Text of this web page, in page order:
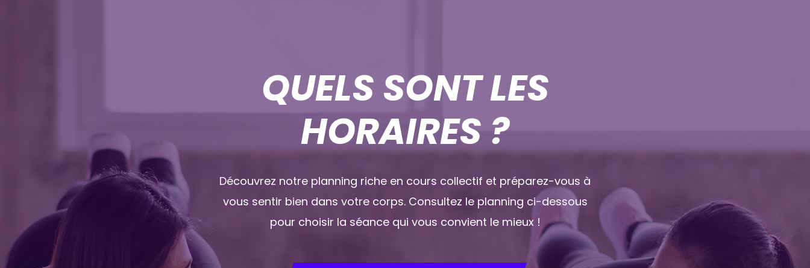
QUELS SONT LES
HORAIRES ?
Découvrez notre planning riche en cours collectif et préparez-vous à
vous sentir bien dans votre corps. Consultez le planning ci-dessous
pour choisir la séance qui vous convient le mieux !